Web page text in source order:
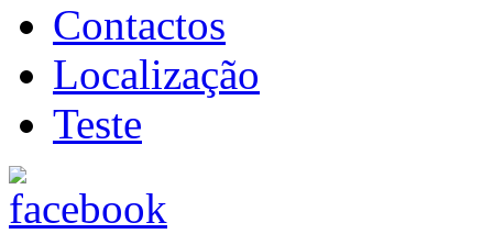
Contactos
Localização
Teste